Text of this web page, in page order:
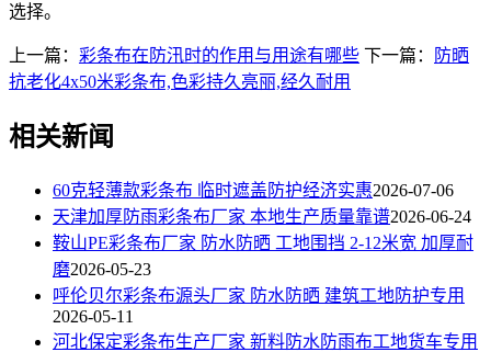
选择。
上一篇： 彩条布在防汛时的作用与用途有哪些 下一篇：
防晒
抗老化4x50米彩条布,色彩持久亮丽,经久耐用
相关新闻
60克轻薄款彩条布 临时遮盖防护经济实惠2026-07-06
天津加厚防雨彩条布厂家 本地生产质量靠谱2026-06-24
鞍山PE彩条布厂家 防水防晒 工地围挡 2-12米宽 加厚耐
磨2026-05-23
呼伦贝尔彩条布源头厂家 防水防晒 建筑工地防护专用
2026-05-11
河北保定彩条布生产厂家 新料防水防雨布工地货车专用